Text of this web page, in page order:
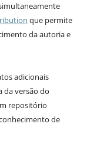
que permite
da autoria e
adicionais
da versão do
repositório
de